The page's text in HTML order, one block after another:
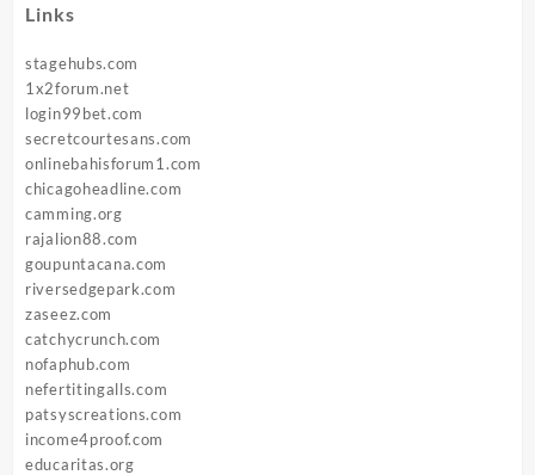
Links
stagehubs.com
1x2forum.net
login99bet.com
secretcourtesans.com
onlinebahisforum1.com
chicagoheadline.com
camming.org
rajalion88.com
goupuntacana.com
riversedgepark.com
zaseez.com
catchycrunch.com
nofaphub.com
nefertitingalls.com
patsyscreations.com
income4proof.com
educaritas.org